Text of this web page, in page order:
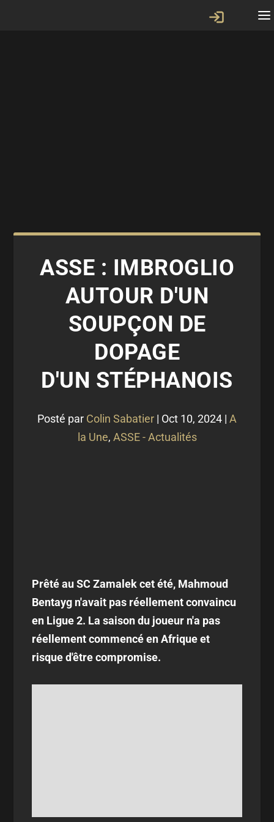
ASSE : IMBROGLIO
AUTOUR D'UN
SOUPÇON DE
DOPAGE
D'UN STÉPHANOIS
Posté par Colin Sabatier | Oct 10, 2024 | A
la Une, ASSE - Actualités
Prêté au SC Zamalek cet été, Mahmoud
Bentayg n'avait pas réellement convaincu
en Ligue 2. La saison du joueur n'a pas
réellement commencé en Afrique et
risque d'être compromise.